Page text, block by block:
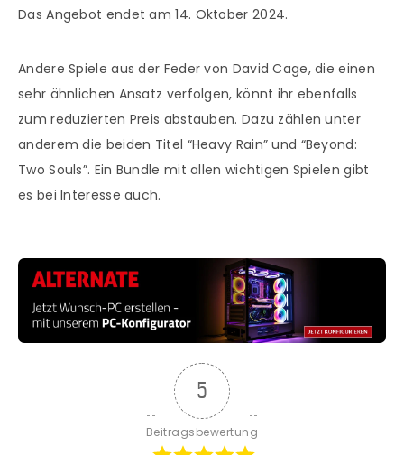
Das Angebot endet am 14. Oktober 2024.
Andere Spiele aus der Feder von David Cage, die einen
sehr ähnlichen Ansatz verfolgen, könnt ihr ebenfalls
zum reduzierten Preis abstauben. Dazu zählen unter
anderem die beiden Titel “Heavy Rain” und “Beyond:
Two Souls”. Ein Bundle mit allen wichtigen Spielen gibt
es bei Interesse auch.
5
Beitragsbewertung